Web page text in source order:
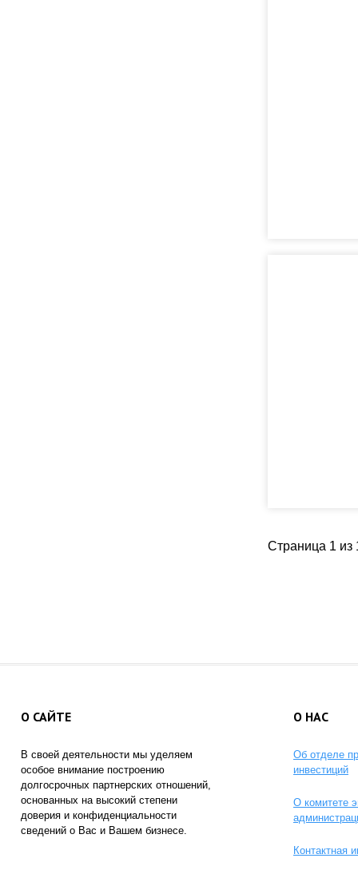
Страница 1 из
О САЙТЕ
В своей деятельности мы уделяем
особое внимание построению
долгосрочных партнерских отношений,
основанных на высокий степени
доверия и конфиденциальности
сведений о Вас и Вашем бизнесе.
О НАС
Об отделе
инвестиций
О комитете
Контактная